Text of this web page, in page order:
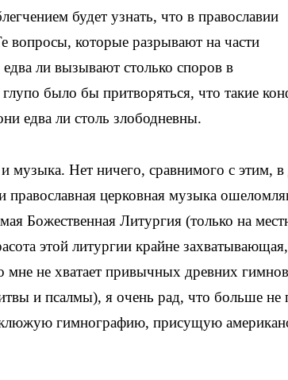
будет узнать, что в православии
вопросы, которые разрывают на части
ли вызывают столько споров в
было бы притворяться, что такие
едва ли столь злободневны.
и музыка. Нет ничего, сравнимого с этим, в
православная церковная музыка
Божественная Литургия (только на
этой литургии крайне
не хватает привычных древних
и псалмы), я очень рад, что больше не
гимнографию, присущую